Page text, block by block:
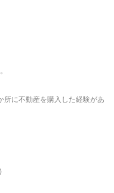
所に不動産を購入した経験があ